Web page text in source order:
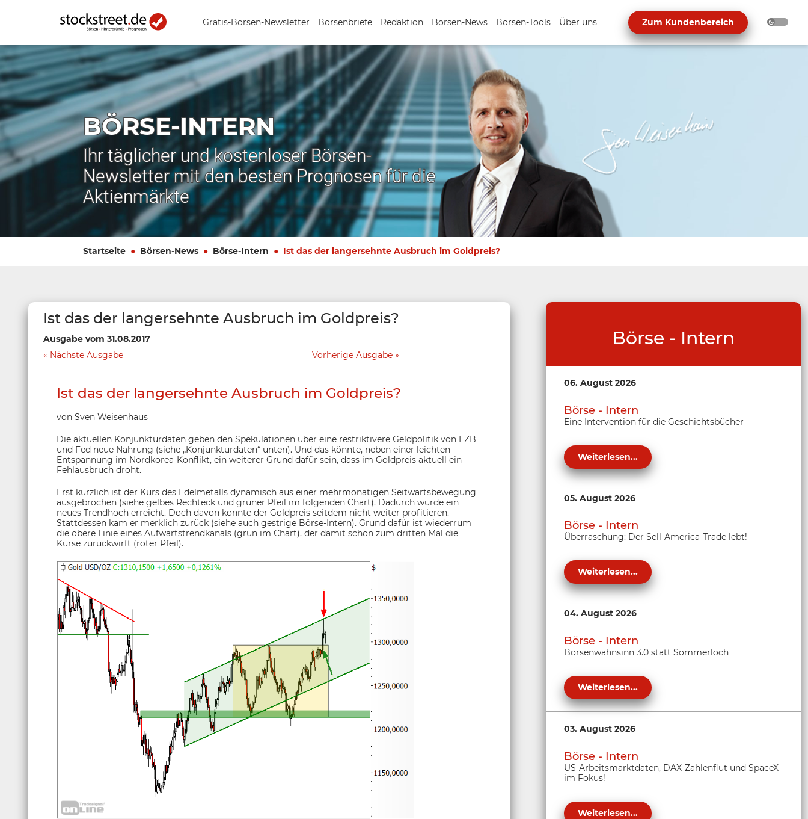
Gratis-Börsen-Newsletter Börsenbriefe Redaktion Börsen-News Börsen-Tools Über uns Zum Kundenbereich
BÖRSE-INTERN
Ihr täglicher und kostenloser Börsen-
Newsletter mit den besten Prognosen für die
Aktienmärkte
Startseite Börsen-News Börse-Intern Ist das der langersehnte Ausbruch im Goldpreis?
Ist das der langersehnte Ausbruch im Goldpreis?
Ausgabe vom 31.08.2017
Nächste Ausgabe
Vorherige Ausgabe
Ist das der langersehnte Ausbruch im Goldpreis?
von Sven Weisenhaus
Die aktuellen Konjunkturdaten geben den Spekulationen über eine restriktivere Geldpolitik von EZB
und Fed neue Nahrung (siehe „Konjunkturdaten“ unten). Und das könnte, neben einer leichten
Entspannung im Nordkorea-Konflikt, ein weiterer Grund dafür sein, dass im Goldpreis aktuell ein
Fehlausbruch droht.
Erst kürzlich ist der Kurs des Edelmetalls dynamisch aus einer mehrmonatigen Seitwärtsbewegung
ausgebrochen (siehe gelbes Rechteck und grüner Pfeil im folgenden Chart). Dadurch wurde ein
neues Trendhoch erreicht. Doch davon konnte der Goldpreis seitdem nicht weiter profitieren.
Stattdessen kam er merklich zurück (siehe auch gestrige Börse-Intern). Grund dafür ist wiederrum
die obere Linie eines Aufwärtstrendkanals (grün im Chart), der damit schon zum dritten Mal die
Kurse zurückwirft (roter Pfeil).
Börse - Intern
06. August 2026
Börse - Intern
Eine Intervention für die Geschichtsbücher
Weiterlesen...
05. August 2026
Börse - Intern
Überraschung: Der Sell-America-Trade lebt!
Weiterlesen...
04. August 2026
Börse - Intern
Börsenwahnsinn 3.0 statt Sommerloch
Weiterlesen...
03. August 2026
Börse - Intern
US-Arbeitsmarktdaten, DAX-Zahlenflut und SpaceX
im Fokus!
Weiterlesen...